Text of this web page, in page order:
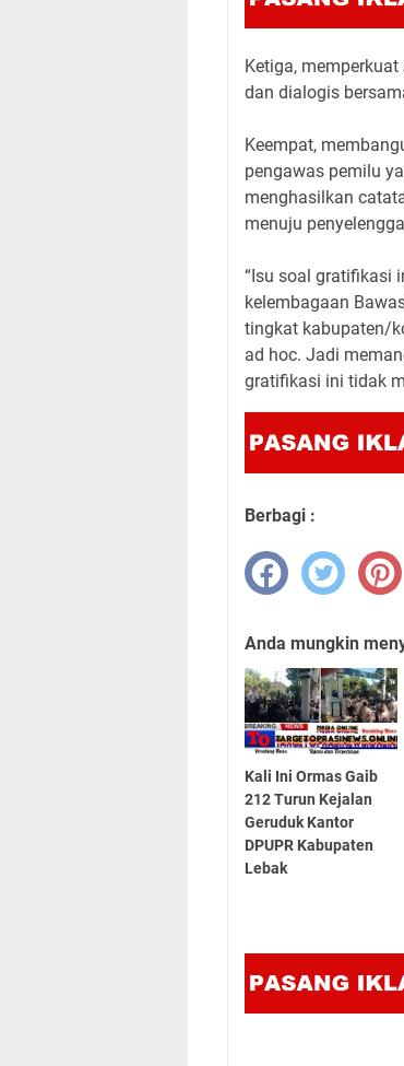
Ketiga,
dan dialogis
Keempat,
pengawas pemilu
menghasilkan
menuju
“Isu soal gratifikasi
kelembagaan
tingkat kabupaten/
ad hoc. Jadi
gratifikasi ini tidak
Berbagi :
Anda mungkin
Kali Ini Ormas Gaib
212 Turun Kejalan
Geruduk Kantor
DPUPR Kabupaten
Lebak